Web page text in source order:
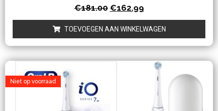
Waardering
0
uit
5
€181.00 €162.99
TOEVOEGEN AAN WINKELWAGEN
Niet op voorraad